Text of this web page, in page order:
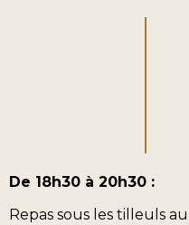
De 18h30 à 20h30 :
Repas sous les tilleuls